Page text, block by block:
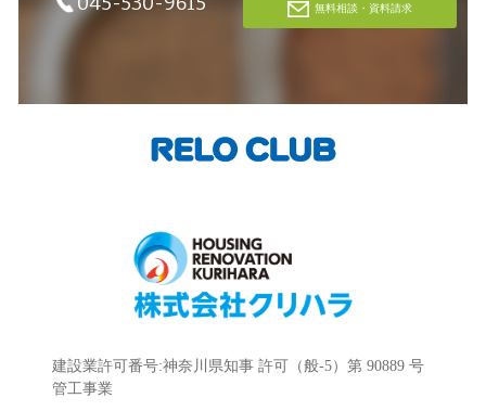
無料相談・資料請求
建設業許可番号:神奈川県知事 許可（般-5）第 90889 号
管工事業